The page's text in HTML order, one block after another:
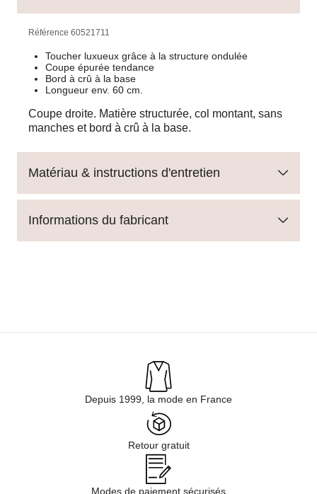
Référence 60521711
Toucher luxueux grâce à la structure ondulée
Coupe épurée tendance
Bord à crû à la base
Longueur env. 60 cm.
Coupe droite. Matière structurée, col montant, sans
manches et bord à crû à la base.
Matériau & instructions d'entretien
Informations du fabricant
Depuis 1999, la mode en France
Retour gratuit
Modes de paiement sécurisés